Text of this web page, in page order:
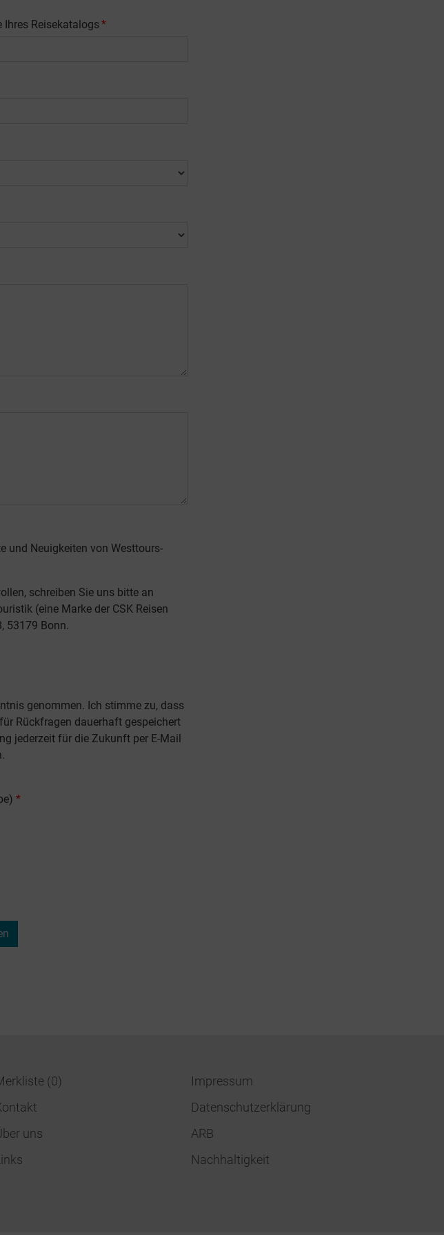
Ihres Reisekatalogs*
und Neuigkeiten von Westtours-
schreiben Sie uns bitte an
(eine Marke der CSK Reisen
53179 Bonn.
genommen. Ich stimme zu, dass
Rückfragen dauerhaft gespeichert
jederzeit für die Zukunft per E-Mail
(0)
uns
Impressum
Datenschutzerklärung
ARB
Nachhaltigkeit